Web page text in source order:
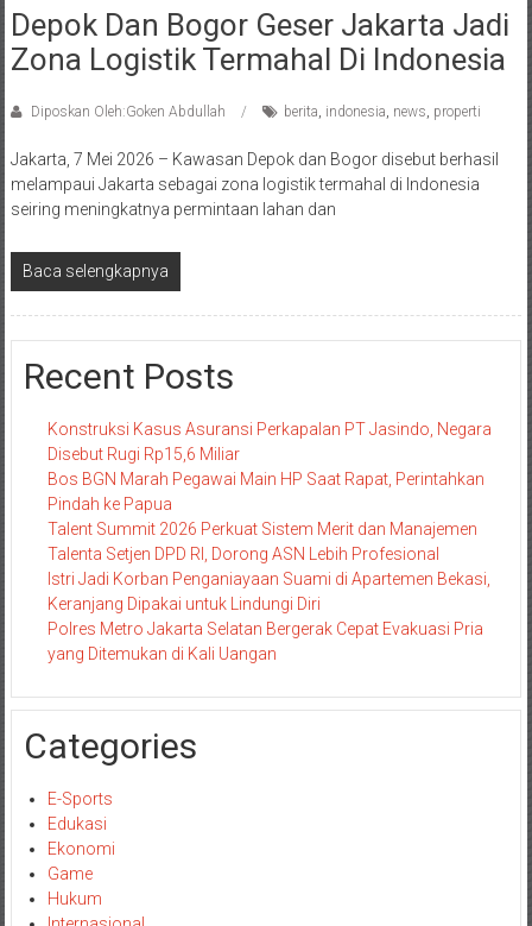
Depok Dan Bogor Geser Jakarta Jadi
Zona Logistik Termahal Di Indonesia
Diposkan Oleh:Goken Abdullah berita indonesia news properti
Jakarta, 7 Mei 2026 – Kawasan Depok dan Bogor disebut berhasil
melampaui Jakarta sebagai zona logistik termahal di Indonesia
seiring meningkatnya permintaan lahan dan
Baca selengkapnya
Recent Posts
Konstruksi Kasus Asuransi Perkapalan PT Jasindo, Negara
Disebut Rugi Rp15,6 Miliar
Bos BGN Marah Pegawai Main HP Saat Rapat, Perintahkan
Pindah ke Papua
Talent Summit 2026 Perkuat Sistem Merit dan Manajemen
Talenta Setjen DPD RI, Dorong ASN Lebih Profesional
Istri Jadi Korban Penganiayaan Suami di Apartemen Bekasi,
Keranjang Dipakai untuk Lindungi Diri
Polres Metro Jakarta Selatan Bergerak Cepat Evakuasi Pria
yang Ditemukan di Kali Uangan
Categories
E-Sports
Edukasi
Ekonomi
Game
Hukum